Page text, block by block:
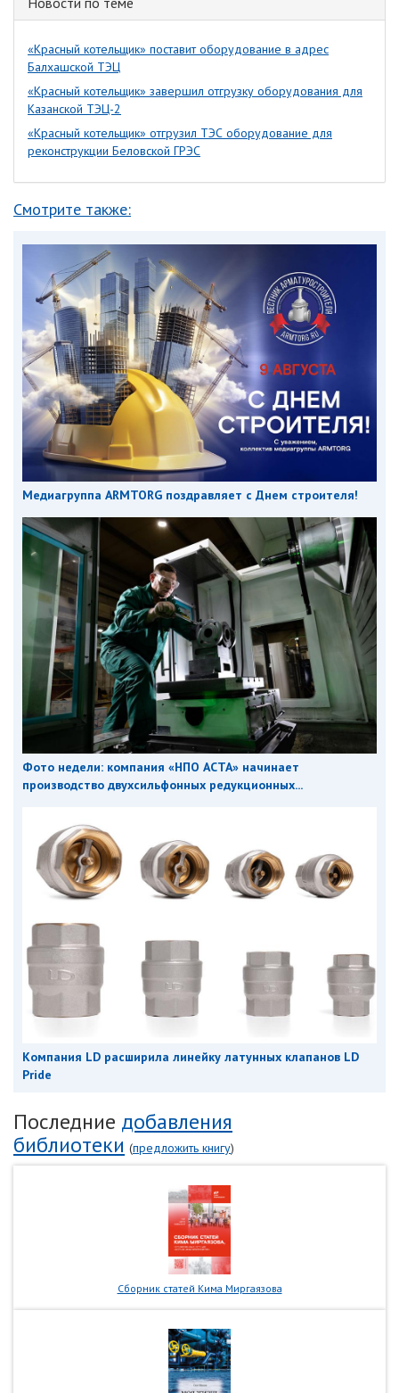
«Красный котельщик» поставит оборудование в адрес
Балхашской ТЭЦ
«Красный котельщик» завершил отгрузку оборудования для
Казанской ТЭЦ-2
«Красный котельщик» отгрузил ТЭС оборудование для
реконструкции Беловской ГРЭС
Смотрите также:
Медиагруппа ARMTORG поздравляет с Днем строителя!
Фото недели: компания «НПО АСТА» начинает
производство двухсильфонных редукционных...
Компания LD расширила линейку латунных клапанов LD
Pride
Последние добавления
библиотеки (предложить книгу)
Сборник статей Кима Миргаязова